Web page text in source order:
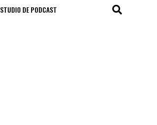
STUDIO DE PODCAST